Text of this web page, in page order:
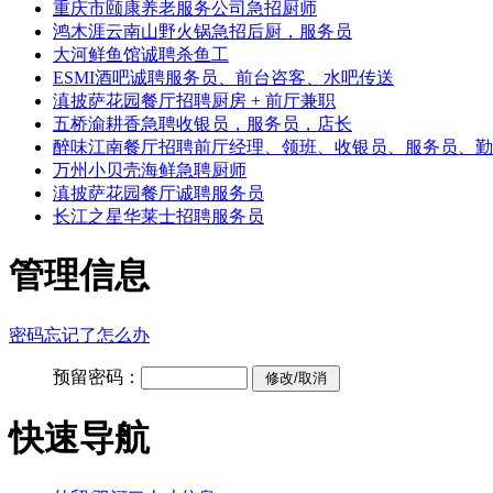
重庆市颐康养老服务公司急招厨师
鸿木涯云南山野火锅急招后厨，服务员
大河鲜鱼馆诚聘杀鱼工
ESMI酒吧诚聘服务员、前台咨客、水吧传送
滇披萨花园餐厅招聘厨房 + 前厅兼职
五桥渝耕香急聘收银员，服务员，店长
醉味江南餐厅招聘前厅经理、领班、收银员、服务员、
万州小贝壳海鲜急聘厨师
滇披萨花园餐厅诚聘服务员
长江之星华莱士招聘服务员
管理信息
密码忘记了怎么办
预留密码：
快速导航